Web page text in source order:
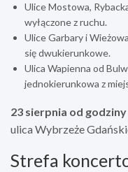
Ulice Mostowa,
wyłączone z ruchu.
Ulice Garbary i
się dwukierunkowe.
Ulica Wapienna od
jednokierunkowa z
23 sierpnia od
ulica Wybrzeże
Strefa